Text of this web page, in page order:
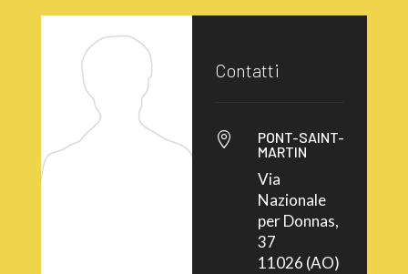
Contatti

PONT-SAINT-
MARTIN
Via
Nazionale
per Donnas,
37
11026 (AO)